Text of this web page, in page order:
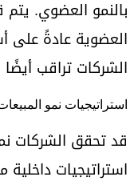
بالنمو العضوي. يتم
العضوية عادةً على
الشركات تراقب
استراتيجيات نمو
قد تحقق الشركات
استراتيجيات داخلية